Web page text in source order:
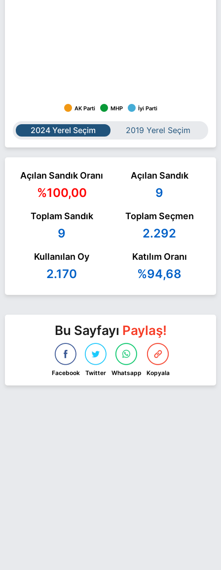
AK Parti MHP İyi Parti
2024 Yerel Seçim 2019 Yerel Seçim
Açılan Sandık Oranı
%100,00
Açılan Sandık
9
Toplam Sandık
9
Toplam Seçmen
2.292
Kullanılan Oy
2.170
Katılım Oranı
%94,68
Bu Sayfayı Paylaş!
Facebook Twitter Whatsapp Kopyala